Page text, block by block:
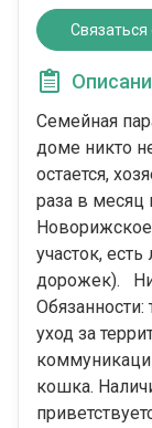
Семейная
доме никто
остается,
раза в месяц
участок,
дорожек).
уход за
кошка.